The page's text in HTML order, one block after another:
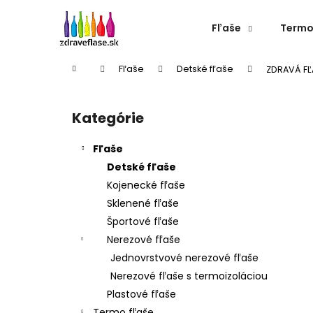
Fľaše
Domov Fľaše Detské fľaše ZDRAVÁ
Preskočiť
kategórie
Kategórie
Fľaše
Detské fľaše
Kojenecké fľaše
Sklenené fľaše
Športové fľaše
Nerezové fľaše
Jednovrstvové nerezové fľaše
Nerezové fľaše s termoizoláciou
Plastové fľaše
Späť
Späť
NEREZOVÁ TERMOFĽAŠA CHEEKI 600 ML